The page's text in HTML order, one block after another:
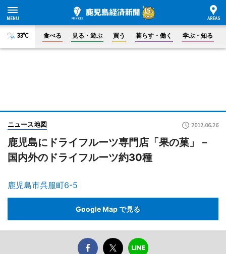
33°C 食べる 見る・遊ぶ 買う 暮らす・働く 学ぶ・知る
ニュース地図 2012.06.26
鹿児島にドライフルーツ専門店「果の菓」－
国内外のドライフルーツ約30種
鹿児島市呉服町6-5
Google Map で見る